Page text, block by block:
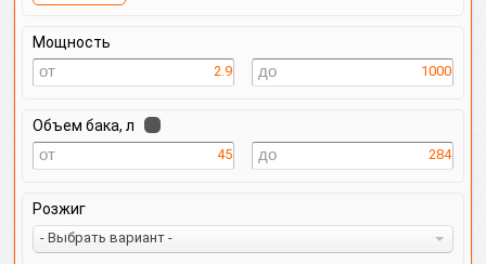
Мощность
2.9 1000
Объем бака, л
45 284
Розжиг
- Выбрать вариант -